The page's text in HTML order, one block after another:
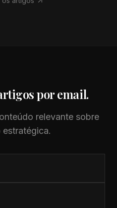
por email.
relevante sobre
estratégica.